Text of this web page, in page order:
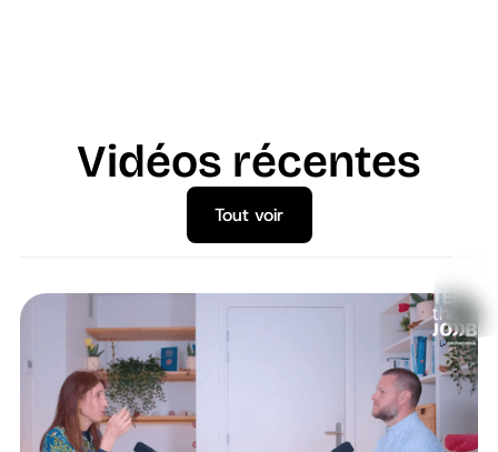
Vidéos récentes
Tout voir
Tout voir